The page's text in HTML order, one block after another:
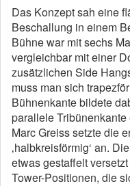
Das Konzept sah eine
Beschallung in einem
Bühne war mit sechs
vergleichbar mit einer
zusätzlichen Side
muss man sich
Bühnenkante bildete
parallele
Marc Greiss setzte die
‚halbkreisförmig‘ an.
etwas gestaffelt
Tower-Positionen, die